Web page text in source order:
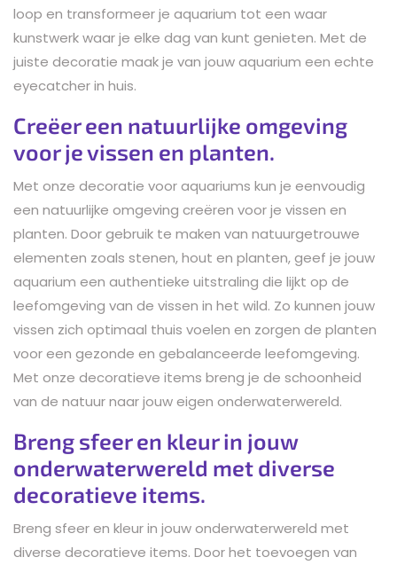
loop en transformeer je aquarium tot een waar
kunstwerk waar je elke dag van kunt genieten. Met de
juiste decoratie maak je van jouw aquarium een echte
eyecatcher in huis.
Creëer een natuurlijke omgeving
voor je vissen en planten.
Met onze decoratie voor aquariums kun je eenvoudig
een natuurlijke omgeving creëren voor je vissen en
planten. Door gebruik te maken van natuurgetrouwe
elementen zoals stenen, hout en planten, geef je jouw
aquarium een authentieke uitstraling die lijkt op de
leefomgeving van de vissen in het wild. Zo kunnen jouw
vissen zich optimaal thuis voelen en zorgen de planten
voor een gezonde en gebalanceerde leefomgeving.
Met onze decoratieve items breng je de schoonheid
van de natuur naar jouw eigen onderwaterwereld.
Breng sfeer en kleur in jouw
onderwaterwereld met diverse
decoratieve items.
Breng sfeer en kleur in jouw onderwaterwereld met
diverse decoratieve items. Door het toevoegen van